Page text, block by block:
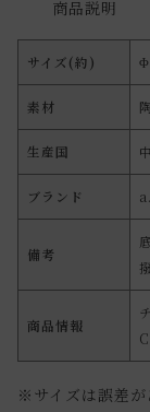
商品説明
サイズ(約)
素材
生産国
ブランド
備考
商品情報
※サイズは誤差が